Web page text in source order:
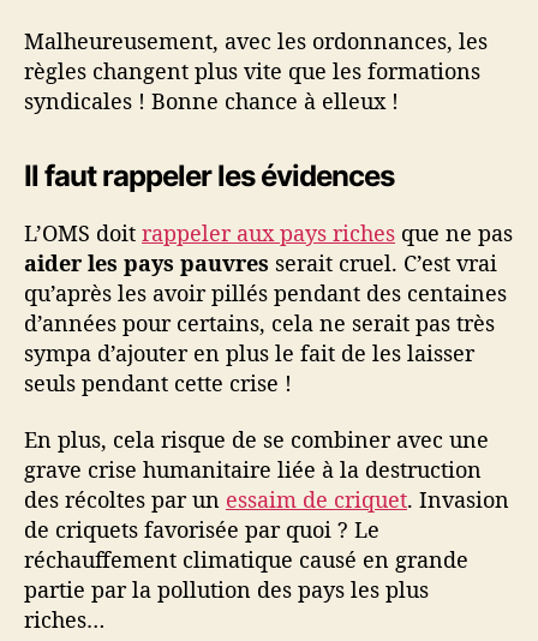
Malheureusement, avec les ordonnances, les
règles changent plus vite que les formations
syndicales ! Bonne chance à elleux !
Il faut rappeler les évidences
L’OMS doit rappeler aux pays riches que ne pas
aider les pays pauvres serait cruel. C’est vrai
qu’après les avoir pillés pendant des centaines
d’années pour certains, cela ne serait pas très
sympa d’ajouter en plus le fait de les laisser
seuls pendant cette crise !
En plus, cela risque de se combiner avec une
grave crise humanitaire liée à la destruction
des récoltes par un essaim de criquet. Invasion
de criquets favorisée par quoi ? Le
réchauffement climatique causé en grande
partie par la pollution des pays les plus
riches…